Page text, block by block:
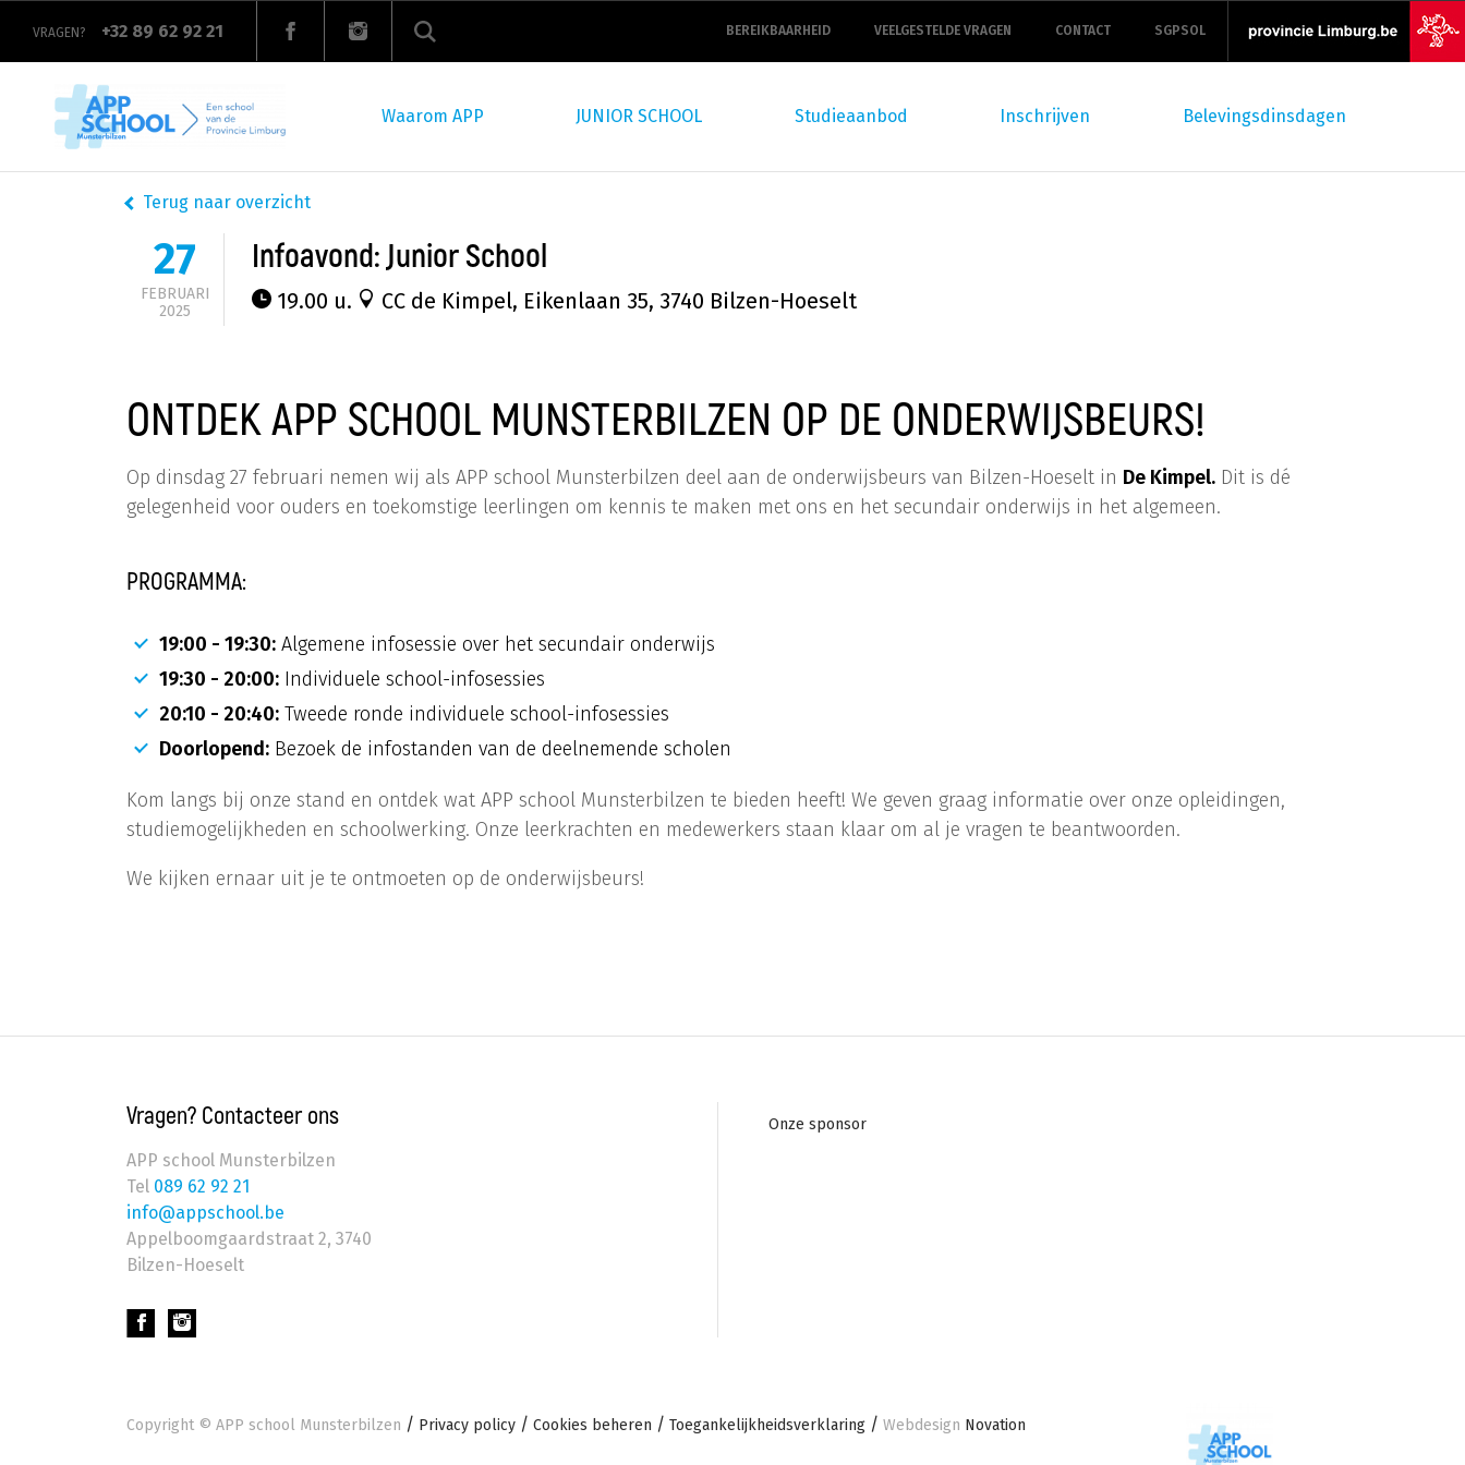
Overslaan
naar
de
VRAGEN? +32 89 62 92 21
navigation
BEREIKBAARHEID VEELGESTELDE VRAGEN CONTACT SGPSOL
Waarom APP
JUNIOR SCHOOL Studieaanbod Inschrijven Belevingsdinsdagen
Terug naar overzicht
27
FEBRUARI
2025
Infoavond: Junior School
19.00 u. CC de Kimpel, Eikenlaan 35, 3740 Bilzen-Hoeselt
ONTDEK APP SCHOOL MUNSTERBILZEN OP DE ONDERWIJSBEURS!
Op dinsdag 27 februari nemen wij als APP school Munsterbilzen deel aan de onderwijsbeurs van Bilzen-Hoeselt in De Kimpel. Dit is dé
gelegenheid voor ouders en toekomstige leerlingen om kennis te maken met ons en het secundair onderwijs in het algemeen.
PROGRAMMA:
19:00 - 19:30: Algemene infosessie over het secundair onderwijs
19:30 - 20:00: Individuele school-infosessies
20:10 - 20:40: Tweede ronde individuele school-infosessies
Doorlopend: Bezoek de infostanden van de deelnemende scholen
Kom langs bij onze stand en ontdek wat APP school Munsterbilzen te bieden heeft! We geven graag informatie over onze opleidingen,
studiemogelijkheden en schoolwerking. Onze leerkrachten en medewerkers staan klaar om al je vragen te beantwoorden.
We kijken ernaar uit je te ontmoeten op de onderwijsbeurs!
Vragen? Contacteer ons
APP school Munsterbilzen
Tel 089 62 92 21
info@appschool.be
Appelboomgaardstraat 2, 3740
Bilzen-Hoeselt
Footer
navigation
Onze sponsor
Footer
onder
Copyright © APP school Munsterbilzen Privacy policy Cookies beheren Toegankelijkheidsverklaring Webdesign Novation